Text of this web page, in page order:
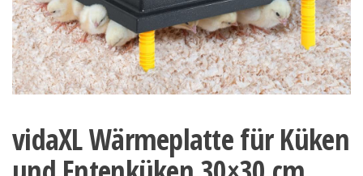
vidaXL Wärmeplatte für Küken